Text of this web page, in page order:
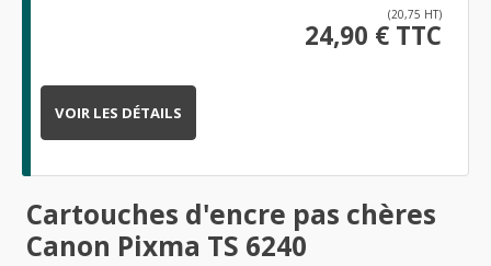
(20,75 HT)
24,90 € TTC
VOIR LES DÉTAILS
Cartouches d'encre pas chères
Canon Pixma TS 6240